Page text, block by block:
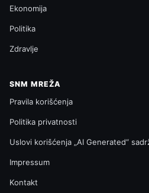
Ekonomija
Politika
Zdravlje
SNM MREŽA
Pravila korišćenja
Politika privatnosti
Uslovi korišćenja „AI Generated“
Impressum
Kontakt